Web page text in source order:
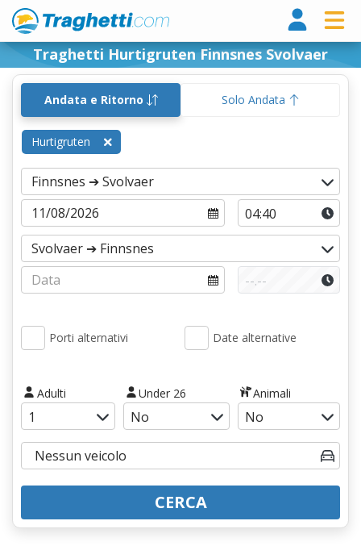
Traghetti Hurtigruten Finnsnes Svolvaer
Andata e Ritorno Solo Andata
Hurtigruten
Porti alternativi Date alternative
Adulti Under 26 Animali
CERCA